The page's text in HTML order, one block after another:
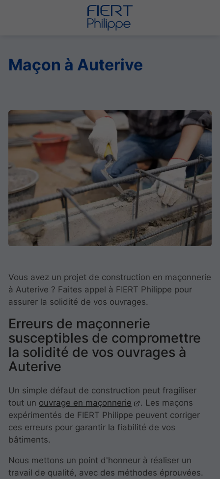
Maçon à Auterive
Vous avez un projet de construction en maçonnerie
à Auterive ? Faites appel à FIERT Philippe pour
assurer la solidité de vos ouvrages.
Erreurs de maçonnerie
susceptibles de compromettre
la solidité de vos ouvrages à
Auterive
Un simple défaut de construction peut fragiliser
tout un ouvrage en maçonnerie
. Les maçons
expérimentés de FIERT Philippe peuvent corriger
ces erreurs pour garantir la fiabilité de vos
bâtiments.
Nous mettons un point d'honneur à réaliser un
travail de qualité, avec des méthodes éprouvées.